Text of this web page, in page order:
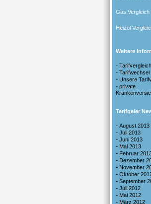
Gas Vergleich
Heizöl
Weitere
-
- Tarifwechsel
- Unsere
- private
Tarifgeier
- August 2013
- Juli 2013
- Juni 2013
- Mai 2013
- Februar
- Dezember
- November
- Oktober
- September
- Juli 2012
- Mai 2012
- März 2012